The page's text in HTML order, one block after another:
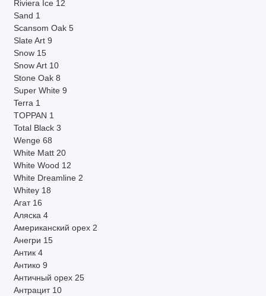
Riviera Ice 12
Sand 1
Scansom Oak 5
Slate Art 9
Snow 15
Snow Art 10
Stone Oak 8
Super White 9
Terra 1
TOPPAN 1
Total Black 3
Wenge 68
White Matt 20
White Wood 12
White Dreamline 2
Whitey 18
Агат 16
Аляска 4
Американский орех 2
Анегри 15
Антик 4
Антико 9
Античный орех 25
Антрацит 10